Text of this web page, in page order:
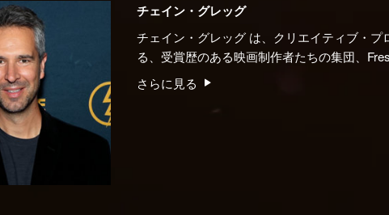
チェイン・グレッグ
チェイン・グレッグ は、クリエイティブ・
る、受賞歴のある映画制作者たちの集団、
さらに見る